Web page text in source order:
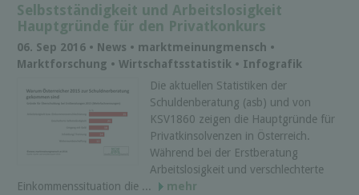
Selbstständigkeit und Arbeitslosigkeit
Hauptgründe für den Privatkonkurs
06. Sep 2016 • News • marktmeinungmensch •
Marktforschung • Wirtschaftsstatistik • Infografik
Die aktuellen Statistiken der
Schuldenberatung (asb) und von
KSV1860 zeigen die Hauptgründe für
Privatkinsolvenzen in Österreich.
Während bei der Erstberatung
Arbeitslosigkeit und verschlechterte
Einkommenssituation die ...
mehr